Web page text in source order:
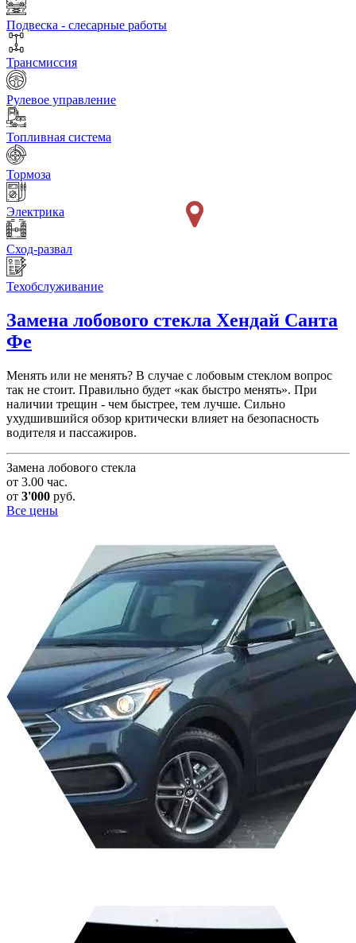
Подвеска - слесарные работы
Трансмиссия
Рулевое управление
Топливная система
Тормоза
Электрика
Сход-развал
Техобслуживание
Замена лобового стекла Хендай Санта
Фе
Менять или не менять? В случае с лобовым стеклом вопрос
так не стоит. Правильно будет «как быстро менять». При
наличии трещин - чем быстрее, тем лучше. Сильно
ухудшившийся обзор критически влияет на безопасность
водителя и пассажиров.
Замена лобового стекла
от 3.00 час.
от 3'000 руб.
Все цены